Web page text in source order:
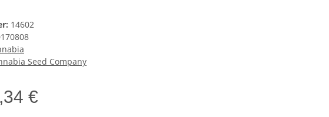
14602
Seed Company
€